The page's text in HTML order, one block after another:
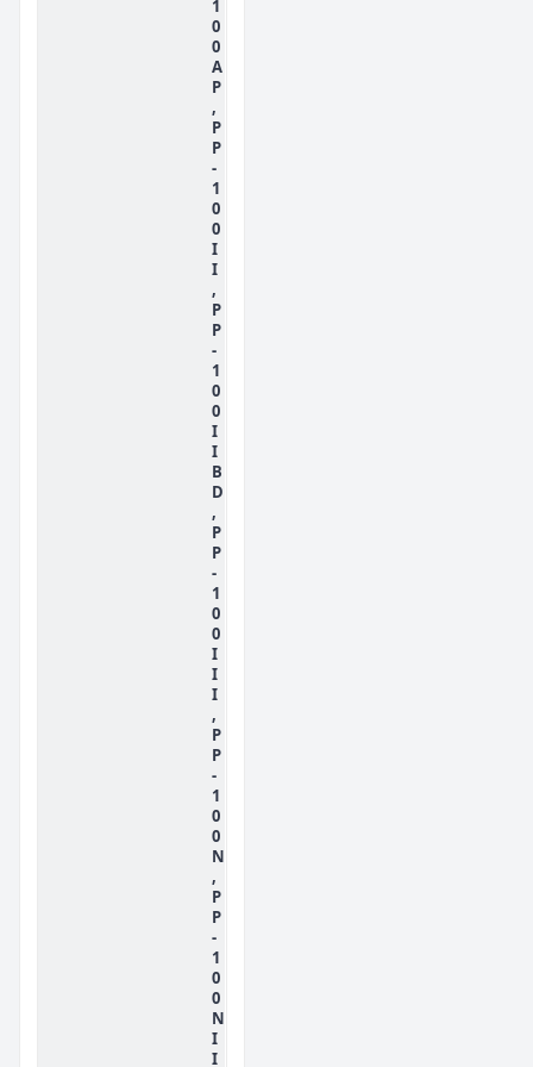
1
0
0
A
P
,
P
P
-
1
0
0
I
I
,
P
P
-
1
0
0
I
I
B
D
,
P
P
-
1
0
0
I
I
I
,
P
P
-
1
0
0
N
,
P
P
-
1
0
0
N
I
I